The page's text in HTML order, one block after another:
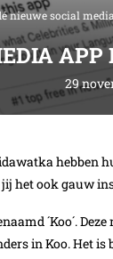
nieuwe social
29
hebben
het ook gauw
´Koo´.
in Koo. Het is